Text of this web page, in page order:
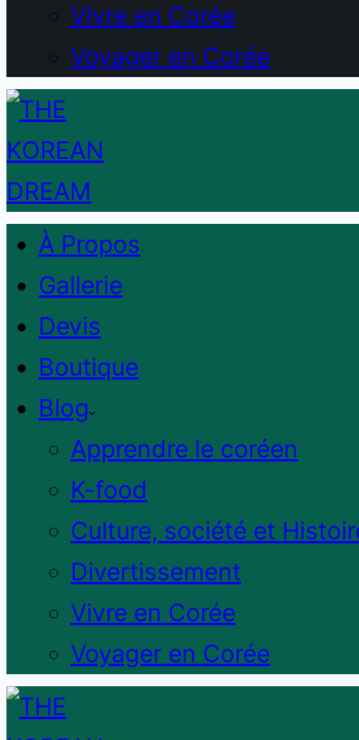
Vivre en Corée
Voyager en Corée
À Propos
Gallerie
Devis
Boutique
Blog
Apprendre le coréen
K-food
Culture, société et
Divertissement
Vivre en Corée
Voyager en Corée